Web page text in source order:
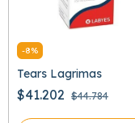
-8%
Tears Lagrimas
$41.202 $44.784